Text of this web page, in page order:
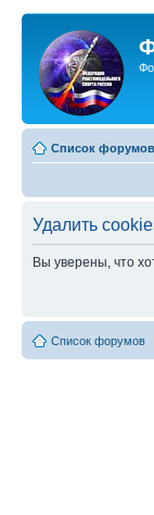
Список форумов
Удалить
Вы уверены, что
Список форумов